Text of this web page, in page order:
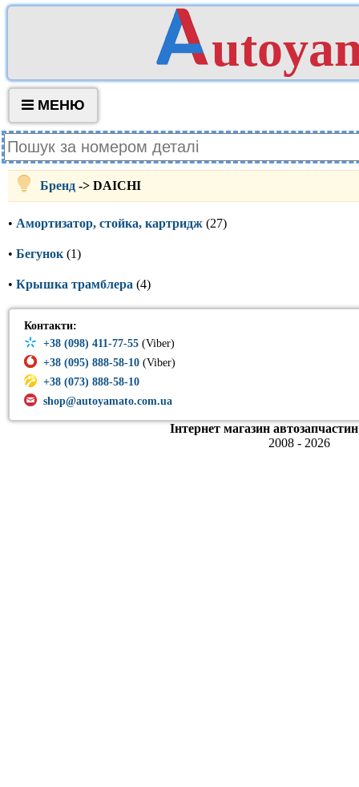
МЕНЮ
Бренд -> DAICHI
• Амортизатор, стойка, картридж (27)
• Бегунок (1)
• Крышка трамблера (4)
Контакти:
+38 (098) 411-77-55 (Viber)
+38 (095) 888-58-10 (Viber)
+38 (073) 888-58-10
shop@autoyamato.com.ua
Інтернет магазин
2008 - 2026